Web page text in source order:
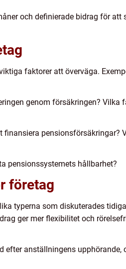
och definierade bidrag för att
faktorer att överväga.
genom försäkringen? Vilka
finansiera pensionsförsäkringar?
pensionssystemets hållbarhet?
företag
typerna som diskuterades
ger mer flexibilitet och
efter anställningens upphörande,